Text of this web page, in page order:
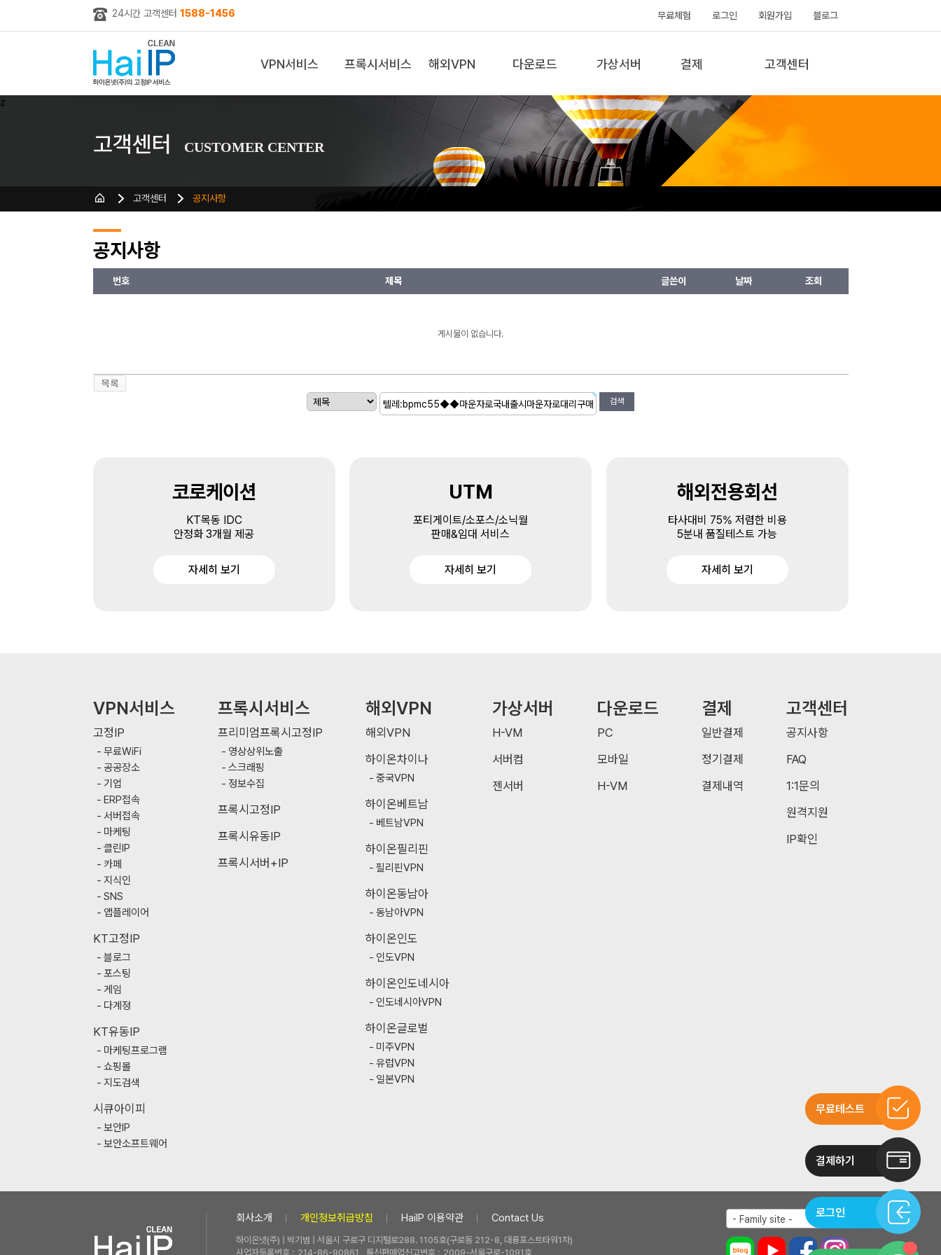
24시간 고객센터 1588-1456 무료체험 로그인 회원가입 블로그
VPN서비스 프록시서비스 해외VPN 다운로드 가상서버 결제 고객센터
z
고객센터 CUSTOMER CENTER
고객센터 공지사항
공지사항
번호 제목 글쓴이 날짜 조회
게시물이 없습니다.
검색
코로케이션
KT목동 IDC
안정화 3개월 제공
자세히 보기
UTM
포티게이트/소포스/소닉월
판매&임대 서비스
자세히 보기
해외전용회선
타사대비 75% 저렴한 비용
5분내 품질테스트 가능
자세히 보기
VPN서비스
고정IP
무료WiFi
공공장소
기업
ERP접속
서버접속
마케팅
클린IP
카페
지식인
SNS
앱플레이어
KT고정IP
블로그
포스팅
게임
다계정
KT유동IP
마케팅프로그램
쇼핑몰
지도검색
시큐아이피
보안IP
보안소프트웨어
프록시서비스
프리미엄프록시고정IP
영상상위노출
스크래핑
정보수집
프록시고정IP
프록시유동IP
프록시서버+IP
해외VPN
해외VPN
하이온차이나
중국VPN
하이온베트남
베트남VPN
하이온필리핀
필리핀VPN
하이온동남아
동남아VPN
하이온인도
인도VPN
하이온인도네시아
인도네시아VPN
하이온글로벌
미주VPN
유럽VPN
일본VPN
가상서버
H-VM
서버컴
젠서버
다운로드
PC
모바일
H-VM
결제
일반결제
정기결제
결제내역
고객센터
공지사항
FAQ
1:1문의
원격지원
IP확인
회사소개 개인정보취급방침 HaiIP 이용약관 Contact Us
하이온넷(주) | 박기범 | 서울시 구로구 디지털로288. 1105호(구로동 212-8, 대륭포스트타워1차)
사업자등록번호 : 214-86-90861 통신판매업신고번호 : 2009-서울구로-1091호
- Family site -
무료테스트
결제하기
로그인